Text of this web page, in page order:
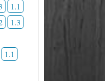
1.1
1.3
1.1